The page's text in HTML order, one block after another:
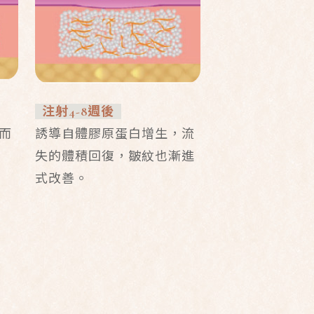
注射4-8週後
誘導自體膠原蛋白增生，流
失的體積回復，皺紋也漸進
式改善。